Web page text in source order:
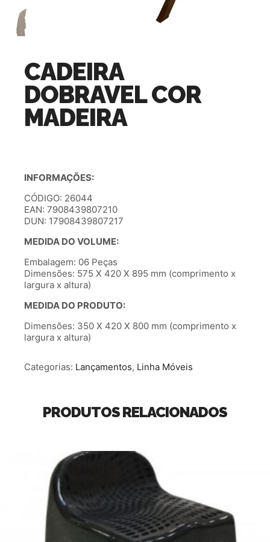
CADEIRA
DOBRAVEL COR
MADEIRA
INFORMAÇÕES:
CÓDIGO: 26044
EAN: 7908439807210
DUN: 17908439807217
MEDIDA DO VOLUME:
Embalagem: 06 Peças
Dimensões: 575 X 420 X 895 mm (comprimento x
largura x altura)
MEDIDA DO PRODUTO:
Dimensões: 350 X 420 X 800 mm (comprimento x
largura x altura)
Categorias: Lançamentos, Linha Móveis
PRODUTOS RELACIONADOS